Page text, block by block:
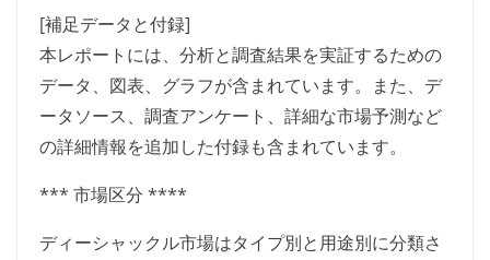
[補足データと付録]
本レポートには、分析と調査結果を実証するための
データ、図表、グラフが含まれています。また、デ
ータソース、調査アンケート、詳細な市場予測など
の詳細情報を追加した付録も含まれています。
*** 市場区分 ****
ディーシャックル市場はタイプ別と用途別に分類さ